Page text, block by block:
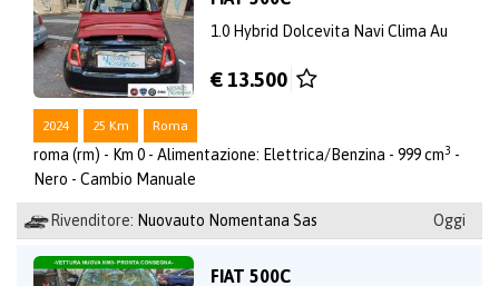
1.0 Hybrid Dolcevita Navi Clima Au
€ 13.500
2024 25 Km Roma
roma (rm) - Km 0 - Alimentazione: Elettrica/Benzina - 999 cm3 -
Nero - Cambio Manuale
Rivenditore: Nuovauto Nomentana Sas Oggi
FIAT 500C